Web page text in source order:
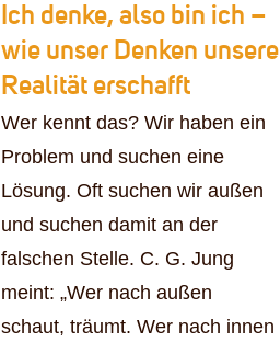
Ich denke, also bin ich –
wie unser Denken unsere
Realität erschafft
Wer kennt das? Wir haben ein
Problem und suchen eine
Lösung. Oft suchen wir außen
und suchen damit an der
falschen Stelle. C. G. Jung
meint: „Wer nach außen
schaut, träumt. Wer nach innen